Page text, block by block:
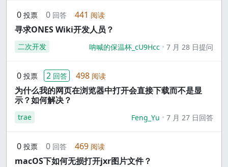
0 投票 0 回答 441 阅读
寻求ONES Wiki开发人员？
二次开发 呐喊的保温杯_cU9Hcc 7 月 28 日提问
0 投票 2 回答 498 阅读
为什么我的网页在浏览器中打开会直接下载而不是显
示？如何解决？
trae Feng_Yu 7 月 27 日回答
0 投票 0 回答 469 阅读
macOS下如何无损打开jxr图片文件？